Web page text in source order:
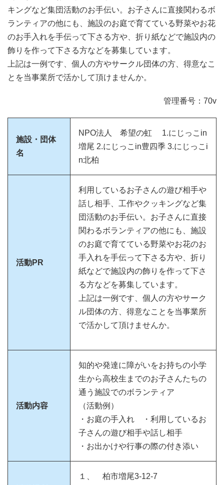
キングなど集団活動のお手伝い。お子さんに直接関わるボ
ランティアの他にも、施設のお庭で育てている野菜やお花
のお手入れを手伝って下さる方や、折り紙などで施設内の
飾りを作って下さる方などを募集しています。
上記は一例です、個人の方やサークル団体の方、得意なこ
とを当事業所で活かして頂けませんか。
管理番号：70v
施設・団体
名
NPO法人 希望の虹 1.にじっこin
増尾 2.にじっこin豊四季 3.にじっこi
n北柏
活動PR
利用しているお子さんの遊び相手や
話し相手、工作やクッキングなど集
団活動のお手伝い。お子さんに直接
関わるボランティアの他にも、施設
のお庭で育てている野菜やお花のお
手入れを手伝って下さる方や、折り
紙などで施設内の飾りを作って下さ
る方などを募集しています。
上記は一例です、個人の方やサーク
ル団体の方、得意なことを当事業所
で活かして頂けませんか。
活動内容
知的や発達に障がいをお持ちの小学
生から高校生までのお子さんたちの
通う施設でのボランティア
（活動例）
・お庭の手入れ ・利用しているお
子さんの遊び相手や話し相手
・お出かけや行事の際の付き添い
１、 柏市増尾3-12-7